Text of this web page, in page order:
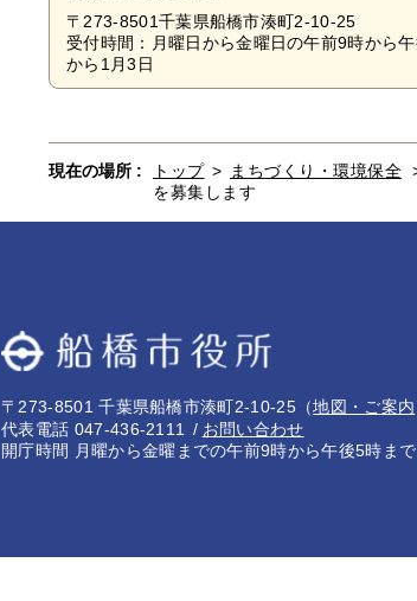
〒273-8501千葉県船橋市湊町2-10-25
受付時間：月曜日から金曜日の午前9時から
から1月3日
現在の場所 : トップ > まちづくり・環境保全
を募集します
〒273-8501 千葉県船橋市湊町2-10-25 （地図・ご案内
代表電話 047-436-2111
お問い合わせ
開庁時間 月曜から金曜までの午前9時から午後5時ま